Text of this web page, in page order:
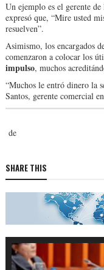
Un ejemplo es el gerente
expresó que, “Mire usted
resuelven”.
Asimismo, los encargados
comenzaron a colocar los
impulso, muchos
“Muchos le entró dinero la
Santos, gerente comercial
de
SHARE THIS